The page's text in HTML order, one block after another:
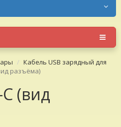
Кабель USB зарядный для
разъёма)
(вид